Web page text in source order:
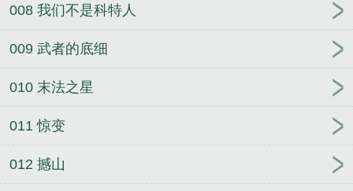
008 我们不是科特人
009 武者的底细
010 末法之星
011 惊变
012 撼山